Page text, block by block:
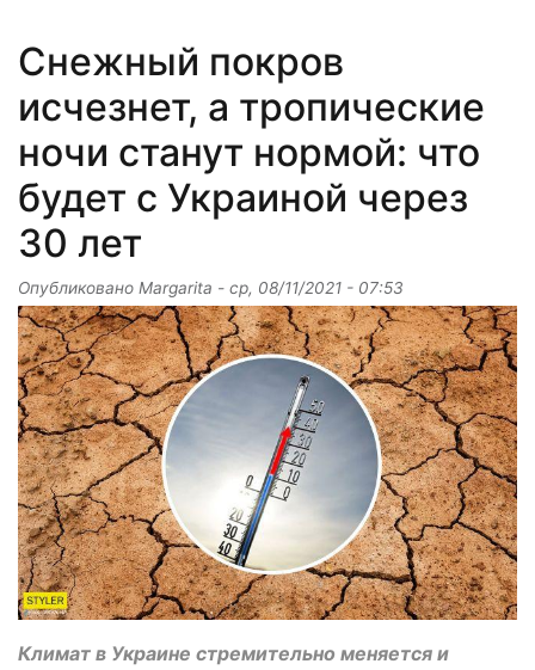
Снежный покров
исчезнет, а тропические
ночи станут нормой: что
будет с Украиной через
30 лет
Опубликовано Margarita - ср, 08/11/2021 - 07:53
Климат в Украине стремительно меняется и